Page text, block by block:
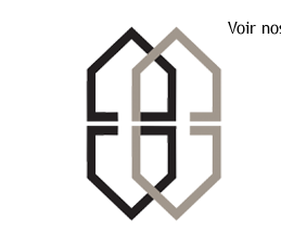
Voir